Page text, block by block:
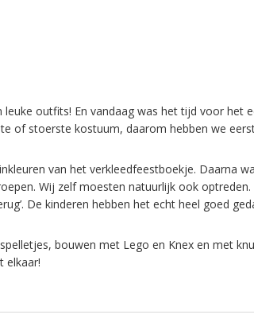
outfits! En vandaag was het tijd voor het
of stoerste kostuum, daarom hebben we
van het verkleedfeestboekje. Daarna
Wij zelf moesten natuurlijk ook
De kinderen hebben het echt heel goed
bouwen met Lego en Knex en met
elkaar!